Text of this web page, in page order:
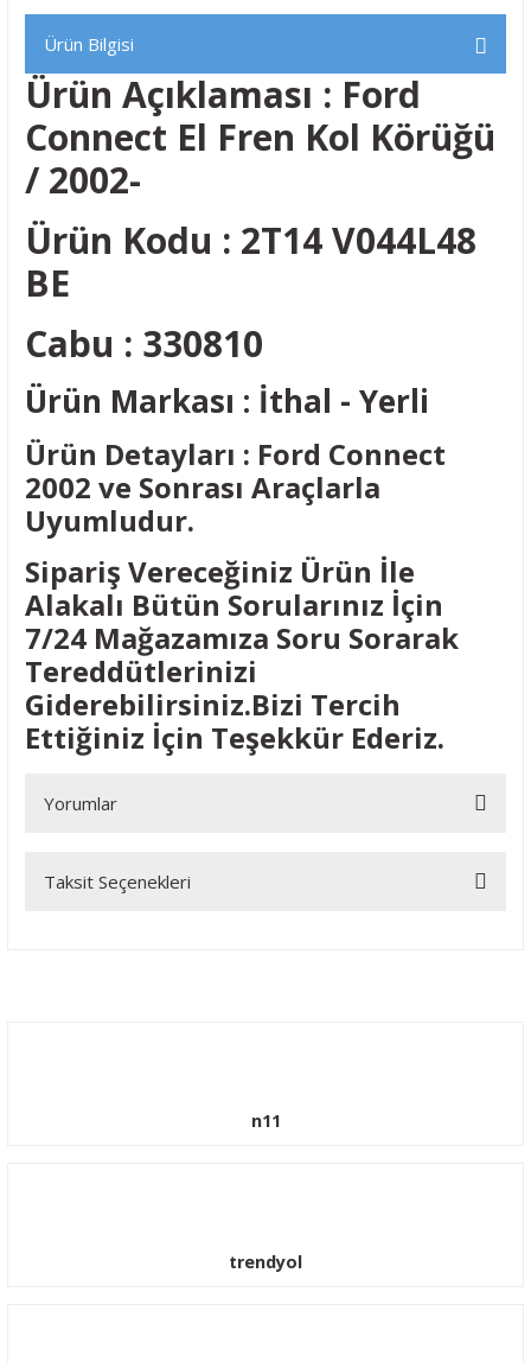
Ürün Bilgisi
Ürün Açıklaması : Ford
Connect El Fren Kol Körüğü
/ 2002-
Ürün Kodu : 2T14 V044L48
BE
Cabu : 330810
Ürün Markası : İthal - Yerli
Ürün Detayları : Ford Connect
2002 ve Sonrası Araçlarla
Uyumludur.
Sipariş Vereceğiniz Ürün İle
Alakalı Bütün Sorularınız İçin
7/24 Mağazamıza Soru Sorarak
Tereddütlerinizi
Giderebilirsiniz.Bizi Tercih
Ettiğiniz İçin Teşekkür Ederiz.
Yorumlar
Bu ürüne ilk yorumu siz yapın!
Taksit Seçenekleri
n11
trendyol